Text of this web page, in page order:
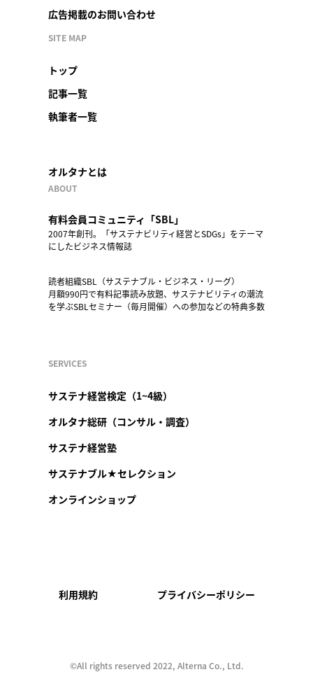
広告掲載のお問い合わせ
SITE MAP
トップ
記事一覧
執筆者一覧
オルタナとは
ABOUT
有料会員コミュニティ「SBL」
2007年創刊。「サステナビリティ経営とSDGs」をテーマ
にしたビジネス情報誌
読者組織SBL（サステナブル・ビジネス・リーグ）
月額990円で有料記事読み放題、サステナビリティの潮流
を学ぶSBLセミナー（毎月開催）への参加などの特典多数
SERVICES
サステナ経営検定（1~4級）
オルタナ総研（コンサル・調査）
サステナ経営塾
サステナブル★セレクション
オンラインショップ
利用規約 プライバシーポリシー
©︎All rights reserved 2022, Alterna Co., Ltd.